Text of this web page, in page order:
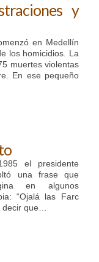
y
en Medellín
los homicidios. La
muertes violentas
En ese pequeño
el presidente
una frase que
en algunos
“Ojalá las Farc
que…